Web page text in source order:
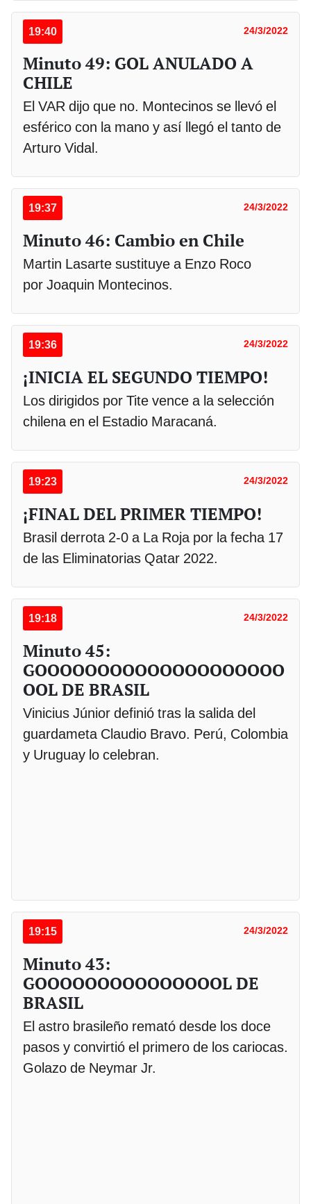
19:40 24/3/2022
Minuto 49: GOL ANULADO A
CHILE
El VAR dijo que no. Montecinos se llevó el
esférico con la mano y así llegó el tanto de
Arturo Vidal.
19:37 24/3/2022
Minuto 46: Cambio en Chile
Martin Lasarte sustituye a Enzo Roco
por Joaquin Montecinos.
19:36 24/3/2022
¡INICIA EL SEGUNDO TIEMPO!
Los dirigidos por Tite vence a la selección
chilena en el Estadio Maracaná.
19:23 24/3/2022
¡FINAL DEL PRIMER TIEMPO!
Brasil derrota 2-0 a La Roja por la fecha 17
de las Eliminatorias Qatar 2022.
19:18 24/3/2022
Minuto 45:
GOOOOOOOOOOOOOOOOOOOO
OOL DE BRASIL
Vinicius Júnior definió tras la salida del
guardameta Claudio Bravo. Perú, Colombia
y Uruguay lo celebran.
19:15 24/3/2022
Minuto 43:
GOOOOOOOOOOOOOOOL DE
BRASIL
El astro brasileño remató desde los doce
pasos y convirtió el primero de los cariocas.
Golazo de Neymar Jr.